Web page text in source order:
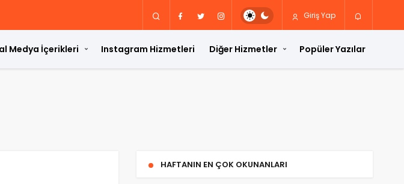
Giriş Yap
Medya İçerikleri Instagram Hizmetleri Diğer Hizmetler Popüler Yazılar
HAFTANIN EN ÇOK OKUNANLARI